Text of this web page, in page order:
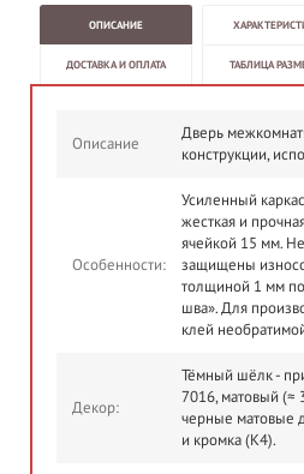
ОПИСАНИЕ
ДОСТАВКА И ОПЛАТА ТАБЛИЦА
Описание
Дверь
конструкции,
Особенности:
Усиленный
жесткая и
ячейкой 15 мм.
защищены
толщиной 1 мм
шва». Для
клей
Декор:
Тёмный шёлк -
7016, матовый (≈
черные матовые
и кромка (K4).